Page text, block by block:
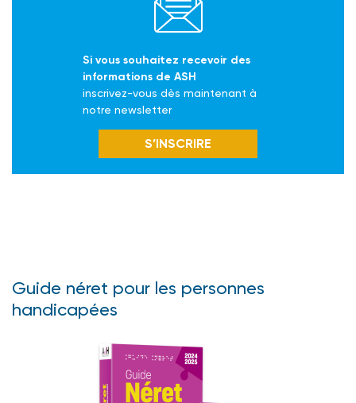
Si vous souhaitez recevoir des
informations de ASH
inscrivez-vous dès maintenant à
notre newsletter
S’INSCRIRE
Guide néret pour les personnes
handicapées